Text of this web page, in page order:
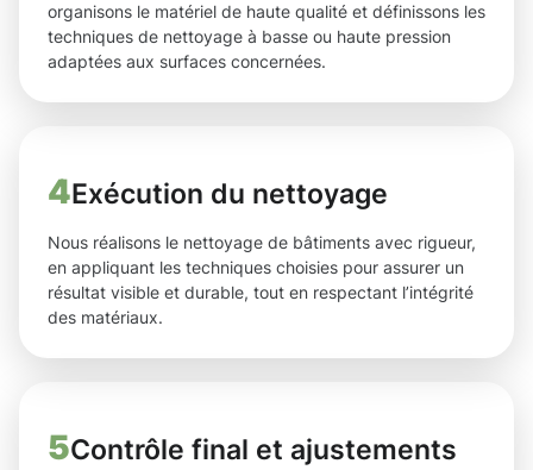
organisons le matériel de haute qualité et définissons les
techniques de nettoyage à basse ou haute pression
adaptées aux surfaces concernées.
4Exécution du nettoyage
Nous réalisons le nettoyage de bâtiments avec rigueur,
en appliquant les techniques choisies pour assurer un
résultat visible et durable, tout en respectant l’intégrité
des matériaux.
5Contrôle final et ajustements